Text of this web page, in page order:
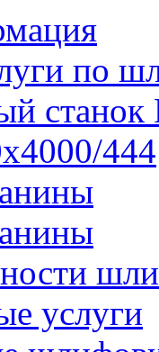
по
444
услуги